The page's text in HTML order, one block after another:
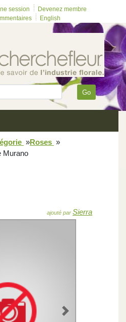
session
Devenez membre
English
Go
»Roses »
Murano
ajouté par Sierra
Next